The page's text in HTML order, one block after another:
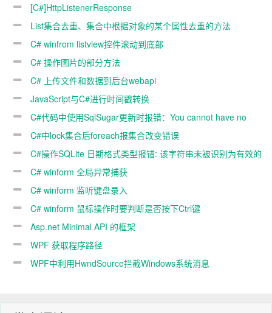
[C#]HttpListenerResponse
List集合去重、集合中根据对象的某个属性去重的方法
(C#,JAVA)
C# winfrom listview控件滚动到底部
C# 操作图片的部分方法
C# 上传文件和数据到后台webapi
JavaScript与C#进行时间戳转换
C#代码中使用SqlSugar更新时报错：You cannot have no
primary key and no conditions
C#中lock集合后foreach报集合改变错误
C#操作SQLite 日期格式类型报错: 该字符串未被识别为有效的
DateTimeC# winform 全局异常捕获
C# winform 监听键盘录入
C# winform 鼠标操作时要判断是否按下Ctrl键
Asp.net Minimal API 的框架
WPF 获取程序路径
WPF中利用HwndSource拦截Windows系统消息